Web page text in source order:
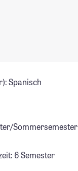
Studienfeld(er): Spanisch
Sommersemester
6 Semester